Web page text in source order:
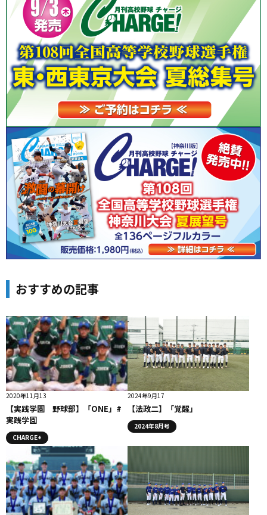
おすすめの記事
2020年11月13
【実践学園 野球部】「ONE」#
実践学園
CHARGE+
2024年9月17
【法政二】「覚醒」
2024年8月号